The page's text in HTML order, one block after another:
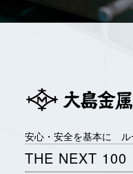
安心・安全を基本に ル
THE NEXT 100